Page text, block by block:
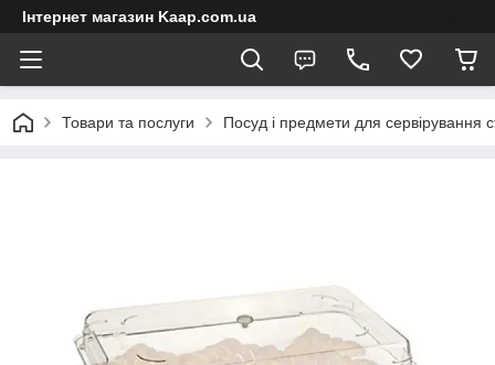
Інтернет магазин Kaap.com.ua
Товари та послуги Посуд і предмети для сервірування